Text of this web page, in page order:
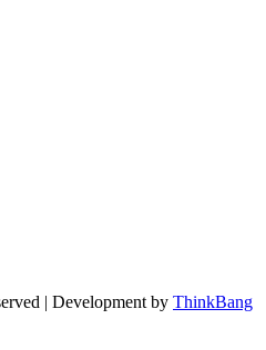
| Development by ThinkBang